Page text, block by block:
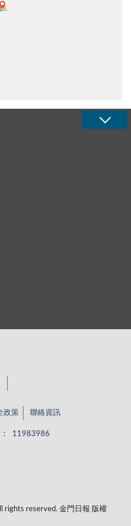
政策 聯絡資訊
11983986
reserved. 金門日報 版權